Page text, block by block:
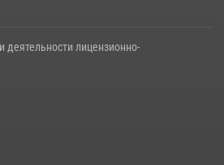
лицензионно-